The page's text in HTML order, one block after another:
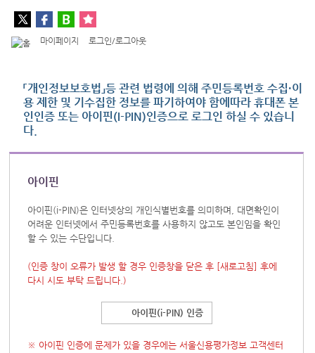
마이페이지 로그인/로그아웃
「개인정보보호법」등 관련 법령에 의해 주민등록번호 수집·이
용 제한 및 기수집한 정보를 파기하여야 함에따라 휴대폰 본
인인증 또는 아이핀(I-PIN)인증으로 로그인 하실 수 있습니
다.
아이핀
아이핀(i-PIN)은 인터넷상의 개인식별번호를 의미하며, 대면확인이
어려운 인터넷에서 주민등록번호를 사용하지 않고도 본인임을 확인
할 수 있는 수단입니다.
(인증 창이 오류가 발생 할 경우 인증창을 닫은 후 [새로고침] 후에
다시 시도 부탁 드립니다.)
아이핀(i-PIN) 인증
※ 아이핀 인증에 문제가 있을 경우에는 서울신용평가정보 고객센터